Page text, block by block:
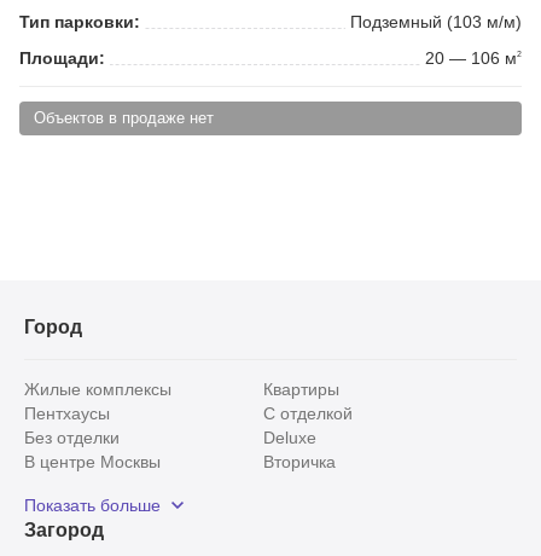
Тип парковки:
Подземный (103 м/м)
Площади:
20 — 106 м2
Объектов в продаже нет
Город
Жилые комплексы
Квартиры
Пентхаусы
С отделкой
Без отделки
Deluxe
В центре Москвы
Вторичка
Рядом с парком
С панорамными окнами
Показать больше
Загород